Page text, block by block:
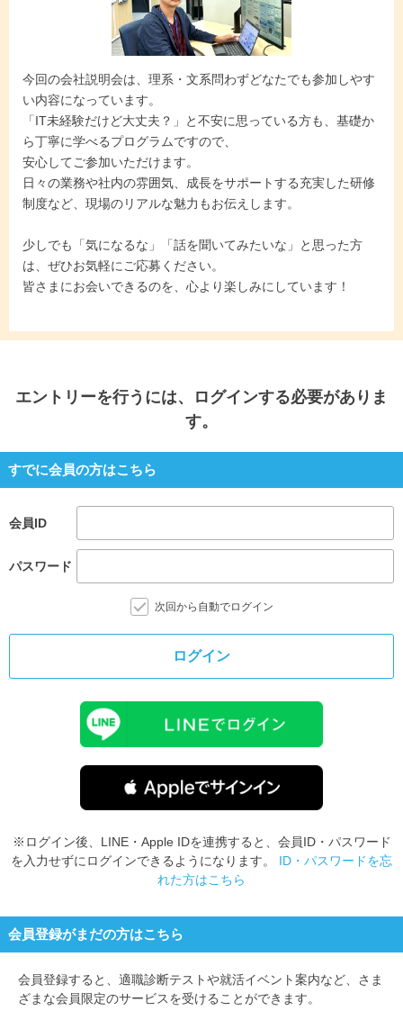
今回の会社説明会は、理系・文系問わずどなたでも参加しやす
い内容になっています。
「IT未経験だけど大丈夫？」と不安に思っている方も、基礎か
ら丁寧に学べるプログラムですので、
安心してご参加いただけます。
日々の業務や社内の雰囲気、成長をサポートする充実した研修
制度など、現場のリアルな魅力もお伝えします。
少しでも「気になるな」「話を聞いてみたいな」と思った方
は、ぜひお気軽にご応募ください。
皆さまにお会いできるのを、心より楽しみにしています！
エントリーを行うには、ログインする必要がありま
す。
すでに会員の方はこちら
会員ID
パスワード
次回から自動でログイン
ログイン
※ログイン後、LINE・Apple IDを連携すると、会員ID・パスワード
を入力せずにログインできるようになります。 ID・パスワードを忘
れた方はこちら
会員登録がまだの方はこちら
会員登録すると、 適職診断テストや就活イベント案内など、さま
ざまな会員限定のサービスを受けることができます。